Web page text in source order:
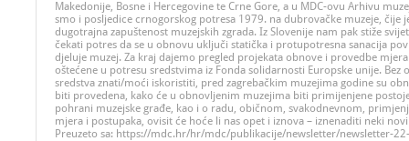
Makedonije, Bosne i Hercegovine te Crne Gore, a u MDC-ovu Arhivu
smo i posljedice crnogorskog potresa 1979. na dubrovačke muzeje, čije
dugotrajna zapuštenost muzejskih zgrada. Iz Slovenije nam pak stiže
čekati potres da se u obnovu uključi statička i protupotresna sanacija
djeluje muzej. Za kraj dajemo pregled projekata obnove i provedbe
oštećene u potresu sredstvima iz Fonda solidarnosti Europske unije. Bez
sredstva znati/moći iskoristiti, pred zagrebačkim muzejima godine su
biti provedena, kako će u obnovljenim muzejima biti primijenjene
pohrani muzejske građe, kao i o radu, običnom, svakodnevnom,
mjera i postupaka, ovisit će hoće li nas opet i iznova – iznenaditi neki
Preuzeto sa: https://mdc.hr/hr/mdc/publikacije/newsletter/newsletter-